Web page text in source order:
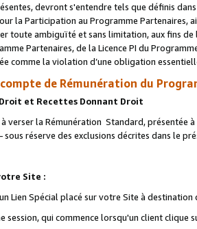
devront s'entendre tels que définis
la Participation au Programme Partenaires,
toute ambiguïté et sans limitation, aux fins
Partenaires, de la Licence PI du
comme la violation d’une obligation
de Rémunération du
et Recettes Donnant Droit
verser la Rémunération Standard, présentée
sous réserve des exclusions décrites dans le
Site :
Lien Spécial placé sur votre Site à destination
session, qui commence lorsqu'un client